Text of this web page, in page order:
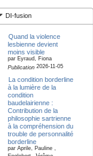
DI-fusion
Quand la violence
lesbienne devient
moins visible
par Eyraud, Fiona
Publication2026-11-05
La condition borderline
à la lumière de la
condition
baudelairienne :
Contribution de la
philosophie sartrienne
à la compréhension du
trouble de personnalité
borderline
par Aprile, Pauline ,